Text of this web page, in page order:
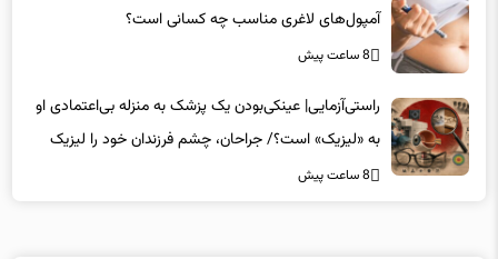
آمپول‌های لاغری مناسب چه کسانی است؟
8 ساعت پیش
راستی‌آزمایی| عینکی‌بودن یک پزشک به منزله بی‌اعتمادی او
به «لیزیک» است؟/ جراحان، چشم فرزندان خود را لیزیک
می‌کنند؟
8 ساعت پیش